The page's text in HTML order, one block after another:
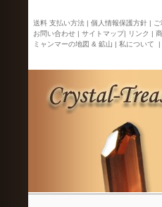
送料 支払い方法 | 個人情報保護方針 |
お問い合わせ | サイトマップ| リンク |
ミャンマーの地図 & 鉱山 | 私について |